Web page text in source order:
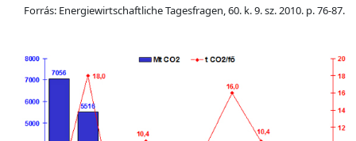
Forrás: Energiewirtschaftliche Tagesfragen, 60. k. 9. sz. 2010. p. 76-87.